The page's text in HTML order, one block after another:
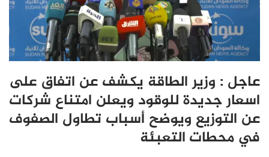
عاجل : وزير الطاقة يكشف عن اتفاق على
اسعار جديدة للوقود ويعلن امتناع شركات
عن التوزيع ويوضح أسباب تطاول الصفوف
في محطات التعبئة